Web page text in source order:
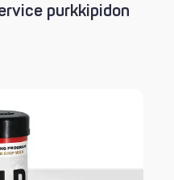
purkkipidon